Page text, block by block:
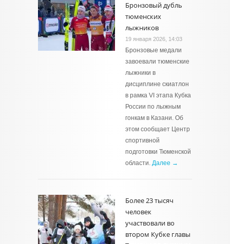
Бронзовый дубль
тюменских
лыжников
19 января 2026, 14:03
Бронзовые медали
завоевали тюменские
лыжники в
дисциплине скиатлон
в рамка VI этапа Кубка
России по лыжным
гонкам в Казани. Об
этом сообщает Центр
спортивной
подготовки Тюменской
области. Далее →
Более 23 тысяч
человек
участвовали во
втором Кубке главы